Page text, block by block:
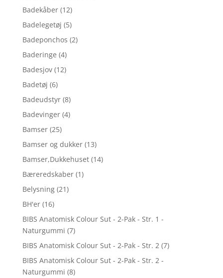
Badekåber (12)
Badelegetøj (5)
Badeponchos (2)
Baderinge (4)
Badesjov (12)
Badetøj (6)
Badeudstyr (8)
Badevinger (4)
Bamser (25)
Bamser og dukker (13)
Bamser,Dukkehuset (14)
Bæreredskaber (1)
Belysning (21)
BH'er (16)
BIBS Anatomisk Colour Sut - 2-Pak - Str. 1 -
Naturgummi (7)
BIBS Anatomisk Colour Sut - 2-Pak - Str. 2 (7)
BIBS Anatomisk Colour Sut - 2-Pak - Str. 2 -
Naturgummi (8)